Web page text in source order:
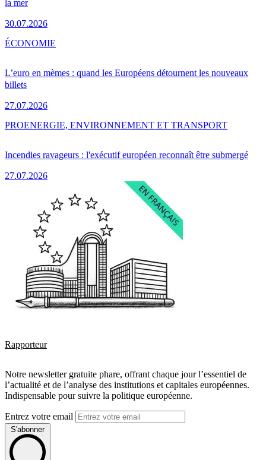
la mer
30.07.2026
L’euro en mèmes : quand les Européens détournent les nouveaux
billets
27.07.2026
ÉCONOMIE
Incendies ravageurs : l'exécutif européen reconnaît être submergé
27.07.2026
PROENERGIE, ENVIRONNEMENT ET TRANSPORT
Rapporteur
Notre newsletter gratuite phare, offrant chaque jour l’essentiel de
l’actualité et de l’analyse des institutions et capitales européennes.
Indispensable pour suivre la politique européenne.
Entrez votre email
S'abonner